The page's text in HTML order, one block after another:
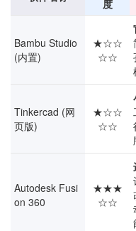
度
Bambu Studio
(内置)
★☆☆
☆☆
Tinkercad (网
页版)
★☆☆
☆☆
Autodesk Fusi
on 360
★★★
☆☆